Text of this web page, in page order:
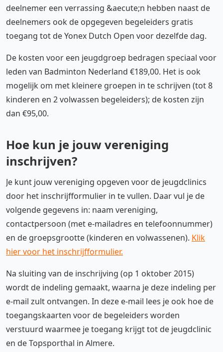
deelnemer een verrassing &aecute;n hebben naast de
deelnemers ook de opgegeven begeleiders gratis
toegang tot de Yonex Dutch Open voor dezelfde dag.
De kosten voor een jeugdgroep bedragen speciaal voor
leden van Badminton Nederland €189,00. Het is ook
mogelijk om met kleinere groepen in te schrijven (tot 8
kinderen en 2 volwassen begeleiders); de kosten zijn
dan €95,00.
Hoe kun je jouw vereniging
inschrijven?
Je kunt jouw vereniging opgeven voor de jeugdclinics
door het inschrijfformulier in te vullen. Daar vul je de
volgende gegevens in: naam vereniging,
contactpersoon (met e-mailadres en telefoonnummer)
en de groepsgrootte (kinderen en volwassenen). Klik
hier voor het inschrijfformulier.
Na sluiting van de inschrijving (op 1 oktober 2015)
wordt de indeling gemaakt, waarna je deze indeling per
e-mail zult ontvangen. In deze e-mail lees je ook hoe de
toegangskaarten voor de begeleiders worden
verstuurd waarmee je toegang krijgt tot de jeugdclinic
en de Topsporthal in Almere.